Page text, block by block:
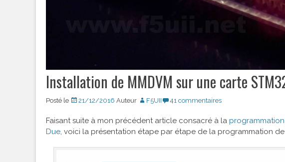
Installation de MMDVM sur une carte
Posté le 21/12/2016 Auteur F5UII 41 commentaires
Faisant suite à mon précédent article consacré à la
Due, voici la présentation étape par étape de la programmation de